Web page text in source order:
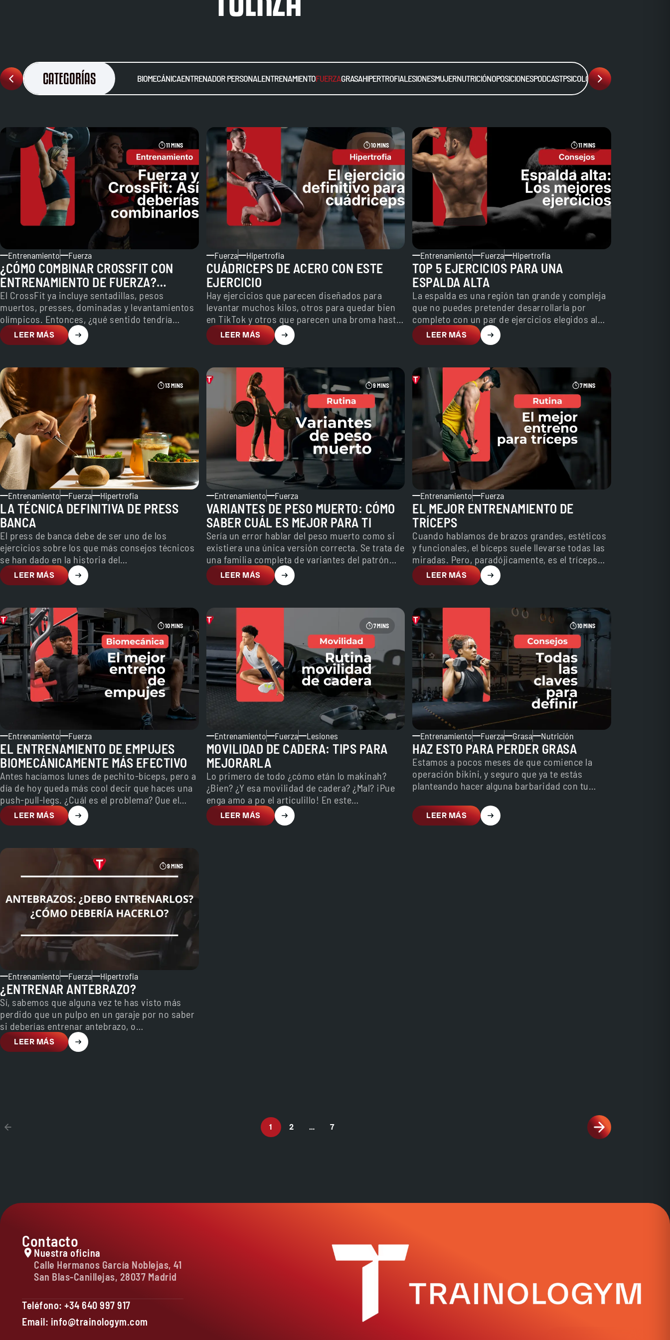
CATEGORÍAS BIOMECÁNICAENTRENADOR PERSONALENTRENAMIENTOFUERZAGRASAHIPERTROFIALESIONESMUJERNUTRICIÓNOPOSICIONESPODCASTPSICOLOGÍASALUD
11 MINS
Entrenamiento Fuerza
¿CÓMO COMBINAR CROSSFIT CON
ENTRENAMIENTO DE FUERZA?
¿HABRÍA QUE HACER LOS DOS?
El CrossFit ya incluye sentadillas, pesos
muertos, presses, dominadas y levantamientos
olímpicos. Entonces, ¿qué sentido tendría
añadir entrenamiento de fuerza? La respuesta
depende de…
LEER MÁS
10 MINS
Fuerza Hipertrofia
CUÁDRICEPS DE ACERO CON ESTE
EJERCICIO
Hay ejercicios que parecen diseñados para
levantar muchos kilos, otros para quedar bien
en TikTok y otros que parecen una broma hasta
que los…
LEER MÁS
11 MINS
Entrenamiento Fuerza Hipertrofia
TOP 5 EJERCICIOS PARA UNA
ESPALDA ALTA
La espalda es una región tan grande y compleja
que no puedes pretender desarrollarla por
completo con un par de ejercicios elegidos al
azar.…LEER MÁS
13 MINS
Entrenamiento Fuerza Hipertrofia
LA TÉCNICA DEFINITIVA DE PRESS
BANCA
El press de banca debe de ser uno de los
ejercicios sobre los que más consejos técnicos
se han dado en la historia del…
LEER MÁS
9 MINS
Entrenamiento Fuerza
VARIANTES DE PESO MUERTO: CÓMO
SABER CUÁL ES MEJOR PARA TI
Sería un error hablar del peso muerto como si
existiera una única versión correcta. Se trata de
una familia completa de variantes del patrón…
LEER MÁS
7 MINS
Entrenamiento Fuerza
EL MEJOR ENTRENAMIENTO DE
TRÍCEPS
Cuando hablamos de brazos grandes, estéticos
y funcionales, el bíceps suele llevarse todas las
miradas. Pero, paradójicamente, es el tríceps
quien representa aproximadamente dos…
LEER MÁS
10 MINS
Entrenamiento Fuerza
EL ENTRENAMIENTO DE EMPUJES
BIOMECÁNICAMENTE MÁS EFECTIVO
Antes hacíamos lunes de pechito-bíceps, pero a
día de hoy queda más cool decir que haces una
push-pull-legs. ¿Cuál es el problema? Que el…
LEER MÁS
7 MINS
Entrenamiento Fuerza Lesiones
MOVILIDAD DE CADERA: TIPS PARA
MEJORARLA
Lo primero de todo ¿cómo etán lo makinah?
¿Bien? ¿Y esa movilidad de cadera? ¿Mal? ¡Pue
enga amo a po el articulillo! En este…
LEER MÁS
10 MINS
Entrenamiento Fuerza Grasa Nutrición
HAZ ESTO PARA PERDER GRASA
Estamos a pocos meses de que comience la
operación bikini, y seguro que ya te estás
planteando hacer alguna barbaridad con tu
LEER MÁS
9 MINS
Entrenamiento Fuerza Hipertrofia
¿ENTRENAR ANTEBRAZO?
Sí, sabemos que alguna vez te has visto más
perdido que un pulpo en un garaje por no saber
si deberías entrenar antebrazo, o…
LEER MÁS
1 2 … 7
Contacto
Nuestra oficina
Calle Hermanos García Noblejas, 41
San Blas-Canillejas, 28037 Madrid
Teléfono: +34 640 997 917
Email: info@trainologym.com